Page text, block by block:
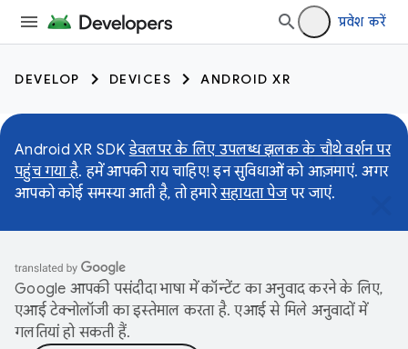
प्रवेश करें
DEVELOP DEVICES ANDROID XR
Android XR SDKडेवलपर के लिए उपलब्ध झलक के चौथे वर्शन पर
पहुंच गया है. हमें आपकी राय चाहिए! इन सुविधाओं को आज़माएं. अगर
आपको कोई समस्या आती है, तो हमारेसहायता पेजपर जाएं.
Google आपकी पसंदीदा भाषा में कॉन्टेंट का अनुवाद करने के लिए,
एआई टेक्नोलॉजी का इस्तेमाल करता है. एआई से मिले अनुवादों में
गलतियां हो सकती हैं.